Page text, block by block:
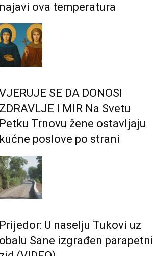
ova temperatura
SE DA DONOSI
I MIR Na Svetu
Trnovu žene ostavljaju
poslove po strani
U naselju Tukovi uz
Sane izgrađen parapetni